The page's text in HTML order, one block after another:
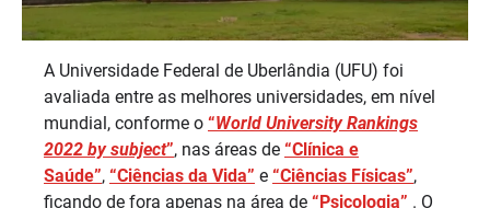
A Universidade Federal de Uberlândia (UFU) foi
avaliada entre as melhores universidades, em nível
mundial, conforme o “World University Rankings
2022 by subject”, nas áreas de “Clínica e
Saúde”, “Ciências da Vida” e “Ciências Físicas”,
ficando de fora apenas na área de “Psicologia” . O